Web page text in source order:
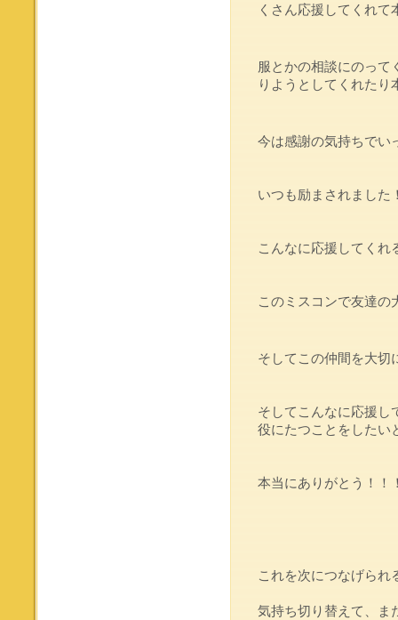
くさん応援してくれ
服とかの相談にのって
りようとしてくれたり
今は感謝の気持ちでい
いつも励まされました
こんなに応援してくれ
このミスコンで友達の
そしてこの仲間を大切
そしてこんなに応援し
役にたつことをしたい
本当にありがとう！！
これを次につなげられ
気持ち切り替えて、ま